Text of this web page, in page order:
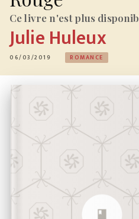
Ce livre n'est plus
Julie Huleux
06/03/2019 ROMANCE